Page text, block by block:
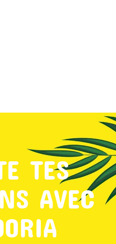
TES
AVEC